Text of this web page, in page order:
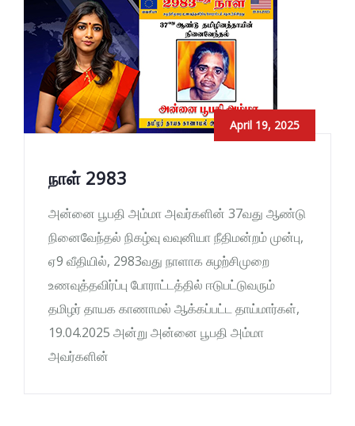
April 19, 2025
நாள் 2983
அன்னை பூபதி அம்மா அவர்களின் 37வது ஆண்டு
நினைவேந்தல் நிகழ்வு வவுனியா நீதிமன்றம் முன்பு,
ஏ9 வீதியில், 2983வது நாளாக சுழற்சிமுறை
உணவுத்தவிர்ப்பு போராட்டத்தில் ஈடுபட்டுவரும்
தமிழர் தாயக காணாமல் ஆக்கப்பட்ட தாய்மார்கள்,
19.04.2025 அன்று அன்னை பூபதி அம்மா
அவர்களின்